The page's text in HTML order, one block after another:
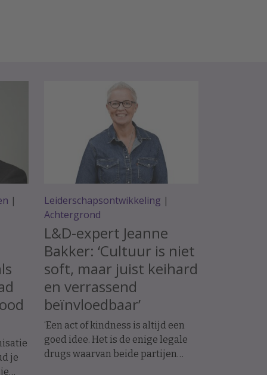
|
je
Leiderschapsontwikkeling |
Achtergrond
L&D-expert Jeanne
Bakker: ‘Cultuur is niet
soft, maar juist keihard
en verrassend
beïnvloedbaar’
‘Een act of kindness is altijd een
goed idee. Het is de enige legale
drugs waarvan beide partijen